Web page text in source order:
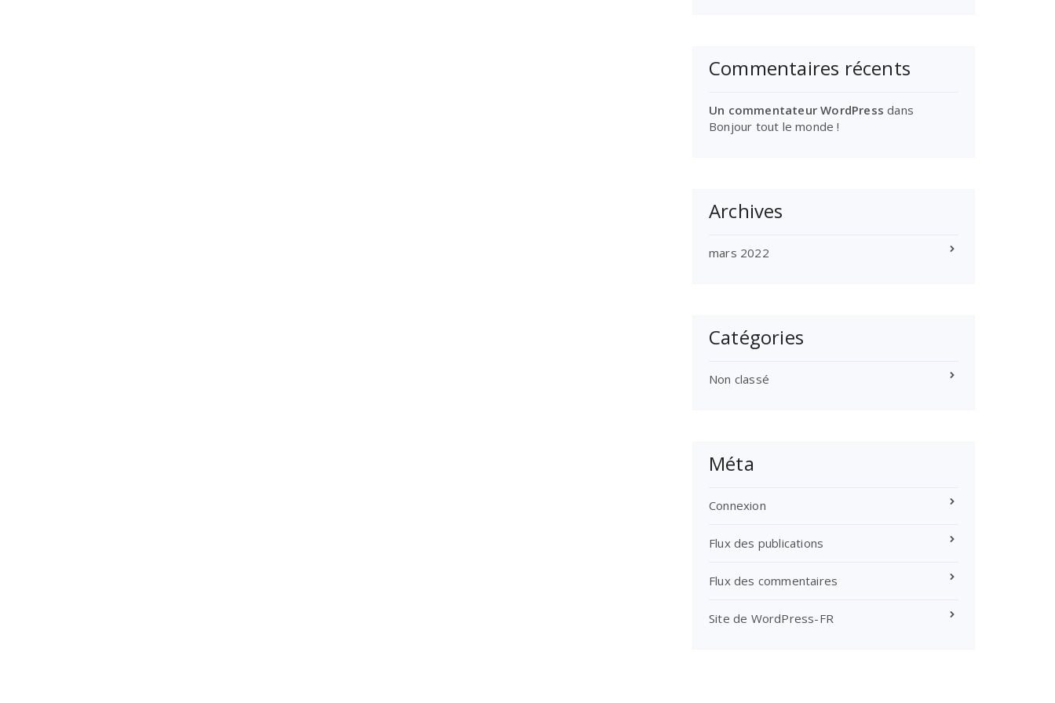
Commentaires récents
Un commentateur WordPress dans
Bonjour tout le monde !
Archives
mars 2022
Catégories
Non classé
Méta
Connexion
Flux des publications
Flux des commentaires
Site de WordPress-FR